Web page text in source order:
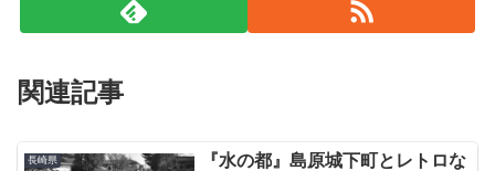
関連記事
長崎県
『水の都』島原城下町とレトロな